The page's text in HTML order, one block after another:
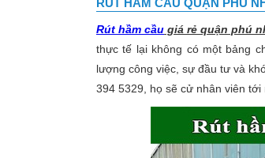
RÚT HẦM CẦU QUẬN PHÚ
Rút hầm cầu giá rẻ quận phú
thực tế lại không có một bảng
lượng công việc, sự đầu tư và
394 5329, họ sẽ cử nhân viên